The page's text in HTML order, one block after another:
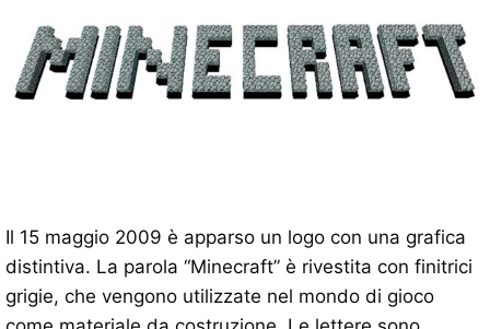
Il 15 maggio 2009 è apparso un logo con una grafica
distintiva. La parola “Minecraft” è rivestita con finitrici
grigie, che vengono utilizzate nel mondo di gioco